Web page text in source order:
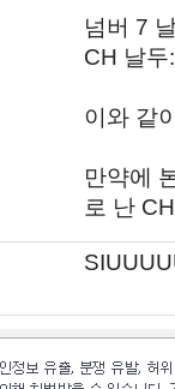
넘버 7
CH 날
이와 같
만약에
로 난